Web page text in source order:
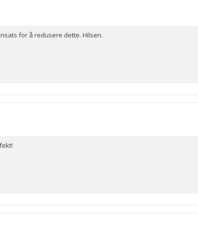
for å redusere dette. Hilsen.